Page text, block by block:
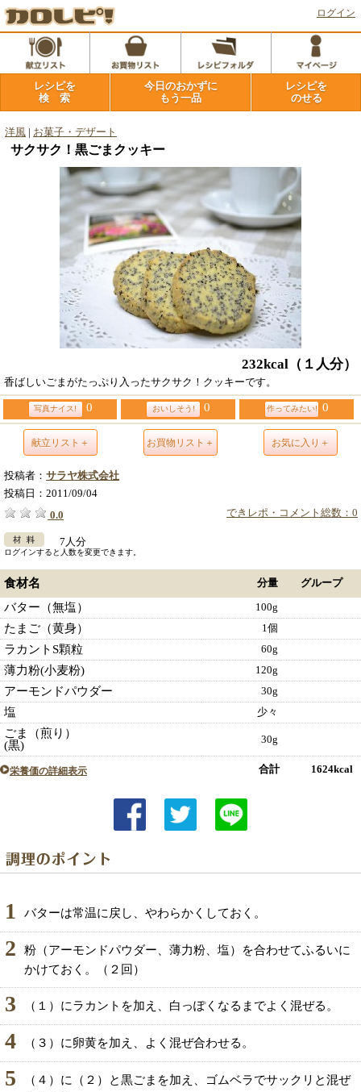
ログイン
レシピを
検 索
今日のおかずに
もう一品
レシピを
のせる
洋風 お菓子・デザート
サクサク！黒ごまクッキー
232kcal （１人分）
香ばしいごまがたっぷり入ったサクサク！クッキーです。
写真ナイス! 0 おいしそう! 0 作ってみたい! 0
献立リスト＋ お買物リスト＋ お気に入り＋
投稿者： サラヤ株式会社
投稿日： 2011/09/04
できレポ・コメント総数：0
0.0
7人分
ログインすると人数を変更できます。
食材名 分量 グループ
バター（無塩） 100g
たまご（黄身） 1個
ラカントS顆粒 60g
薄力粉(小麦粉) 120g
アーモンドパウダー 30g
塩 少々
ごま（煎り）
(黒)
30g
栄養価の詳細表示 合計 1624kcal
1 バターは常温に戻し、やわらかくしておく。
2
粉（アーモンドパウダー、薄力粉、塩）を合わせてふるいに
かけておく。（２回）
3 （１）にラカントを加え、白っぽくなるまでよく混ぜる。
4 （３）に卵黄を加え、よく混ぜ合わせる。
5
（４）に（２）と黒ごまを加え、ゴムベラでサックリと混ぜ